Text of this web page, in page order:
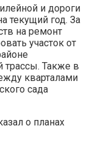
и дороги
текущий год. За
на ремонт
участок от
трассы. Также в
кварталами
сада
о планах